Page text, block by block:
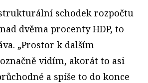
schodek rozpočtu
dvěma procenty HDP, to
„Prostor k dalším
vidím, akorát to asi
a spíše to do konce